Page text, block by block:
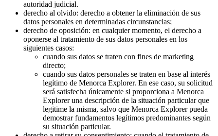
autoridad judicial.
derecho al olvido: derecho a obtener la eliminación de sus
datos personales en determinadas circunstancias;
derecho de oposición: en cualquier momento, el derecho a
oponerse al tratamiento de sus datos personales en los
siguientes casos:
cuando sus datos se traten con fines de marketing
directo;
cuando sus datos personales se traten en base al interés
legítimo de Menorca Explorer. En ese caso, su solicitud
será satisfecha únicamente si proporciona a Menorca
Explorer una descripción de la situación particular que
legitime la misma, salvo que Menorca Explorer pueda
demostrar fundamentos legítimos predominantes según
su situación particular.